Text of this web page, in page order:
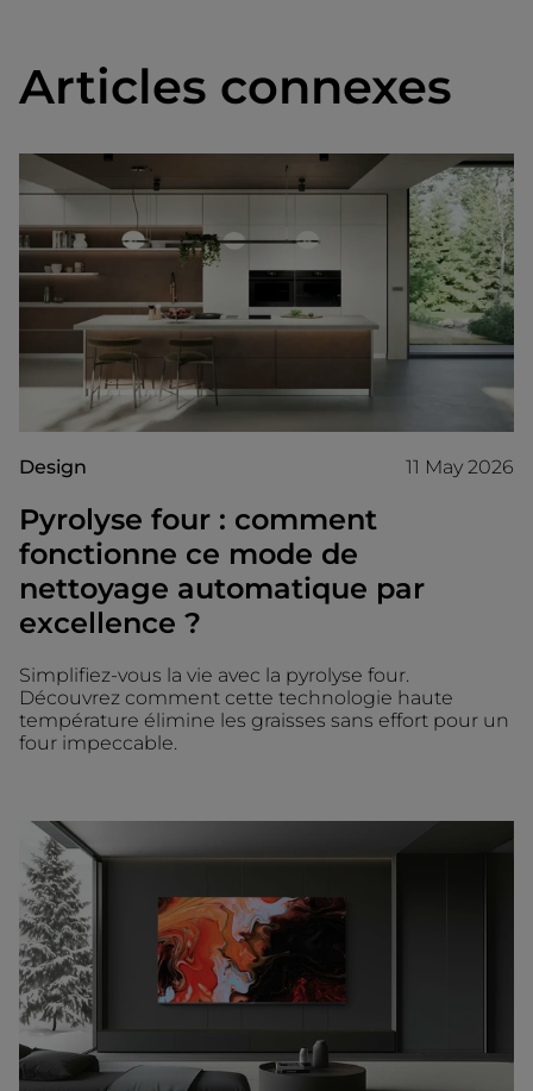
Articles connexes
Design 11 May 2026
Pyrolyse four : comment
fonctionne ce mode de
nettoyage automatique par
excellence ?
Simplifiez-vous la vie avec la pyrolyse four.
Découvrez comment cette technologie haute
température élimine les graisses sans effort pour un
four impeccable.